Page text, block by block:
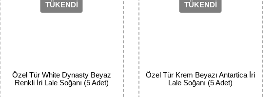
TÜKENDİ
Özel Tür White Dynasty Beyaz
Renkli İri Lale Soğanı (5 Adet)
TÜKENDİ
Özel Tür Krem Beyazı Antartica İri
Lale Soğanı (5 Adet)